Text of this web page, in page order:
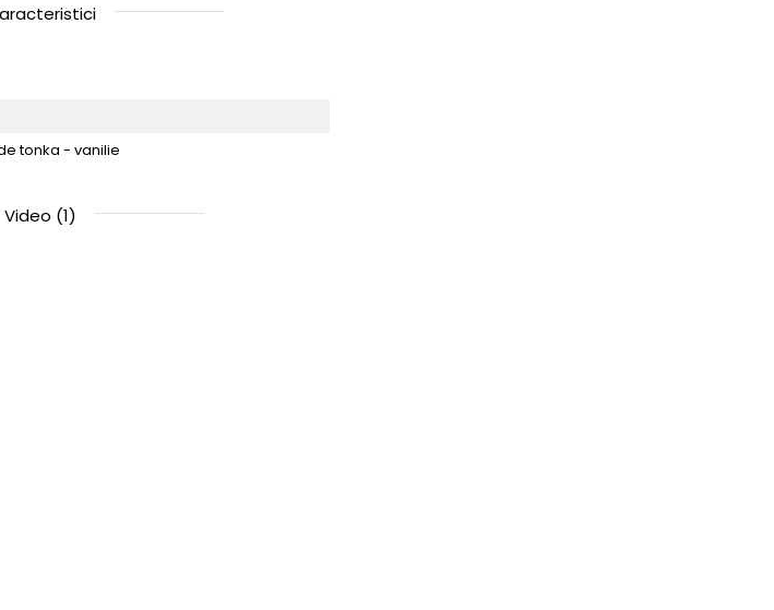
tonka - vanilie
Video (1)